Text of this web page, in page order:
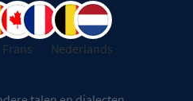
Frans Nederlands